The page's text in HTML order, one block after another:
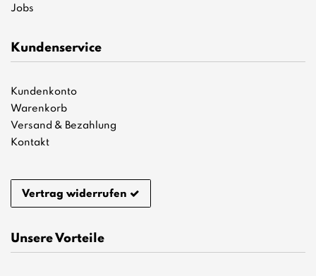
Jobs
Kundenservice
Kundenkonto
Warenkorb
Versand & Bezahlung
Kontakt
Vertrag widerrufen
Unsere Vorteile